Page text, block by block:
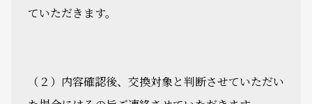
ていただきます。
（２）内容確認後、交換対象と判断させていただい